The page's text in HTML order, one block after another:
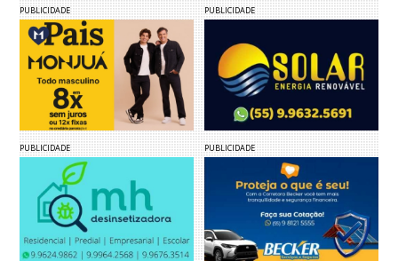
PUBLICIDADE PUBLICIDADE
PUBLICIDADE PUBLICIDADE